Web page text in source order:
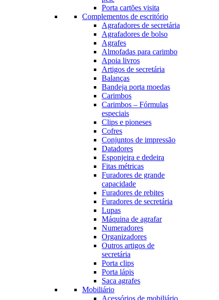
Porta cartões visita
Complementos de escritório
Agrafadores de secretária
Agrafadores de bolso
Agrafes
Almofadas para carimbo
Apoia livros
Artigos de secretária
Balanças
Bandeja porta moedas
Carimbos
Carimbos – Fórmulas
especiais
Clips e pioneses
Cofres
Conjuntos de impressão
Datadores
Esponjeira e dedeira
Fitas métricas
Furadores de grande
capacidade
Furadores de rebites
Furadores de secretária
Lupas
Máquina de agrafar
Numeradores
Organizadores
Outros artigos de
secretária
Porta clips
Porta lápis
Saca agrafes
Mobiliário
Acessórios de mobiliário